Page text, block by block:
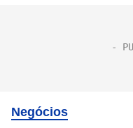
Negócios